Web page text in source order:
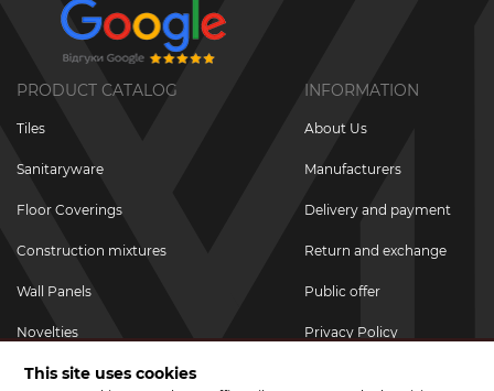
PRODUCT CATALOG
Tiles
Sanitaryware
Floor Coverings
Construction mixtures
Wall Panels
Novelties
Promotional goods
INFORMATION
About Us
Manufacturers
Delivery and payment
Return and exchange
Public offer
Privacy Policy
This site uses cookies